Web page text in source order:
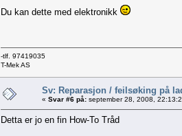
Du kan dette med elektronikk
-tlf. 97419035
T-Mek AS
Sv: Reparasjon / feilsøking på
« Svar #6 på: september 28, 2008,
Detta er jo en fin How-To Tråd